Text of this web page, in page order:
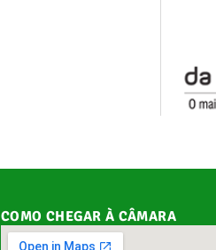
COMO CHEGAR À CÂMARA